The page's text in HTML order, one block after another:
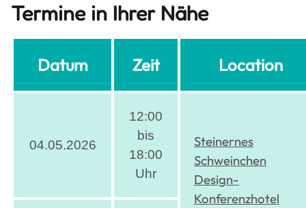
Termine in Ihrer Nähe
Datum Zeit Location
04.05.2026
12:00
bis
18:00
Uhr
Steinernes
Schweinchen
Design-
Konferenzhotel